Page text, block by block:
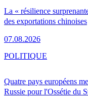
La « résilience
des exportations chinoises
07.08.2026
Quatre pays européens
Russie pour l'Ossétie du
POLITIQUE